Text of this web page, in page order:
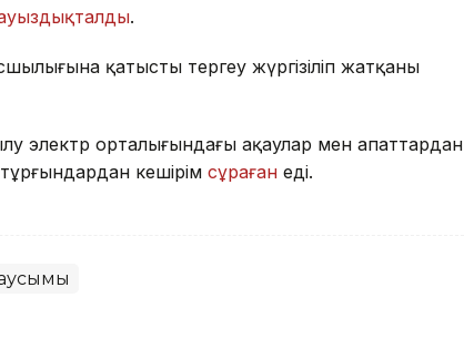
.
қатысты тергеу жүргізіліп жатқаны
электр орталығындағы ақаулар мен апаттардан
кешірім сұраған еді.